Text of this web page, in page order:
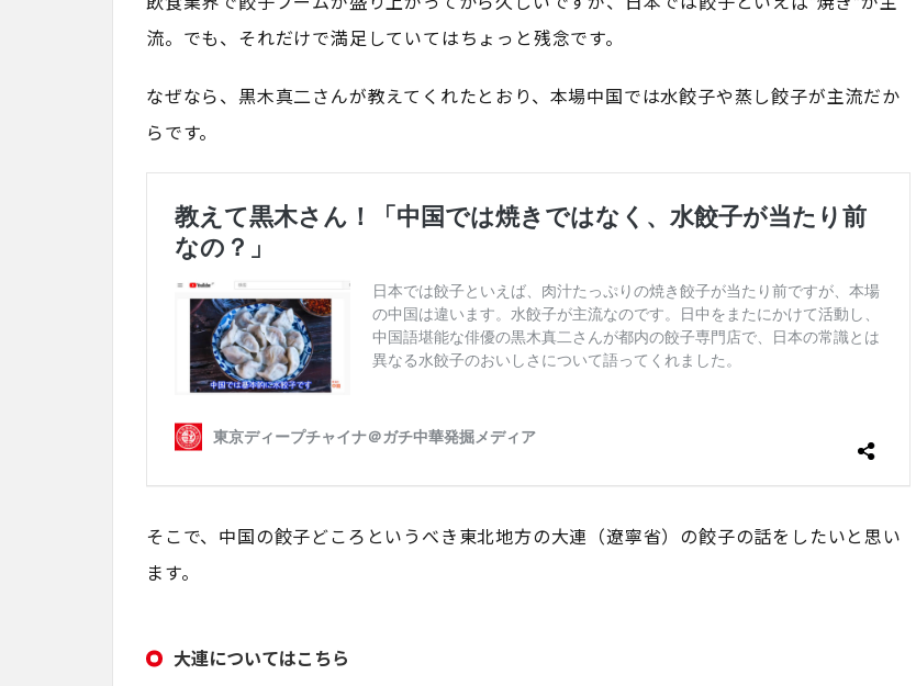
流。でも、それだけで満足していてはちょっと残念です。
なぜなら、黒木真二さんが教えてくれたとおり、本場中国では水餃子や蒸し餃子が主流だか
らです。
そこで、中国の餃子どころというべき東北地方の大連（遼寧省）の餃子の話をしたいと思い
ます。
大連についてはこちら